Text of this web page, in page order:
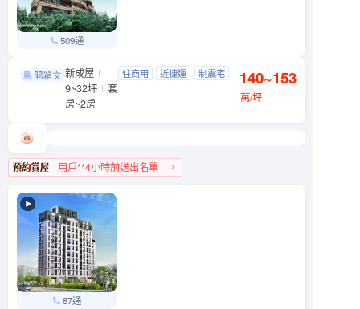
509通
三創爵鼎大安區 市民大道三段88號
新成屋
9~32坪
套
房~2房
住商用 近捷運
制震宅
140~153
萬/坪
用戶**4小時前送出名單
87通